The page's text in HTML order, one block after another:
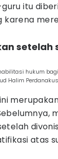
itu
karena
setelah
hukum
Halim
atas